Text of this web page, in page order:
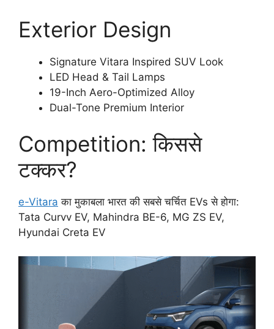
Exterior Design
Signature Vitara Inspired SUV Look
LED Head & Tail Lamps
19-Inch Aero-Optimized Alloy
Dual-Tone Premium Interior
Competition: किससे
टक्कर?
e-Vitara का मुकाबला भारत की सबसे चर्चित EVs से होगा:
Tata Curvv EV, Mahindra BE-6, MG ZS EV,
Hyundai Creta EV